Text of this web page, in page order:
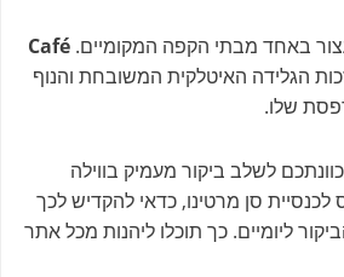
באחד מבתי הקפה המקומיים. Café
הגלידה האיטלקית המשובחת והנוף
שלו.
לשלב ביקור מעמיק בווילה
סן מרטינו, כדאי להקדיש לכך
ליומיים. כך תוכלו ליהנות מכל אתר